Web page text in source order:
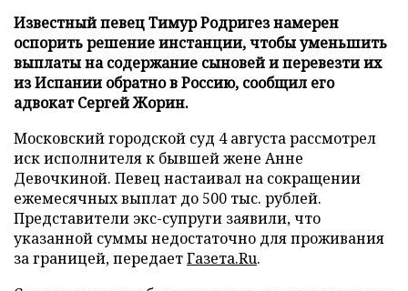
Известный певец Тимур Родригез намерен
оспорить решение инстанции, чтобы уменьшить
выплаты на содержание сыновей и перевезти их
из Испании обратно в Россию, сообщил его
адвокат Сергей Жорин.
Московский городской суд 4 августа рассмотрел
иск исполнителя к бывшей жене Анне
Девочкиной. Певец настаивал на сокращении
ежемесячных выплат до 500 тыс. рублей.
Представители экс-супруги заявили, что
указанной суммы недостаточно для проживания
за границей, передаетГазета.Ru.